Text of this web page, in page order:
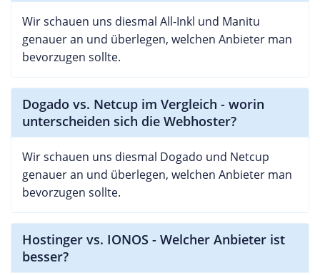
Wir schauen uns diesmal All-Inkl und Manitu
genauer an und überlegen, welchen Anbieter man
bevorzugen sollte.
Dogado vs. Netcup im Vergleich - worin
unterscheiden sich die Webhoster?
Wir schauen uns diesmal Dogado und Netcup
genauer an und überlegen, welchen Anbieter man
bevorzugen sollte.
Hostinger vs. IONOS - Welcher Anbieter ist
besser?